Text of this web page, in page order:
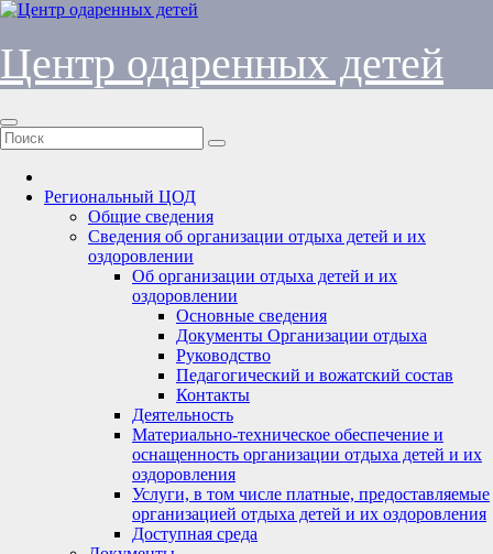
Перейти
содержимому
Центр одаренных детей
Региональный ЦОД
Общие сведения
Сведения об организации отдыха детей и их
оздоровлении
Об организации отдыха детей и их
оздоровлении
Основные сведения
Документы Организации отдыха
Руководство
Педагогический и вожатский состав
Контакты
Деятельность
Материально-техническое обеспечение и
оснащенность организации отдыха детей и их
оздоровления
Услуги, в том числе платные, предоставляемые
организацией отдыха детей и их оздоровления
Доступная среда